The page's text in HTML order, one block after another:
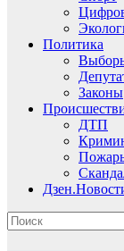
Политика
Законы
ДТП